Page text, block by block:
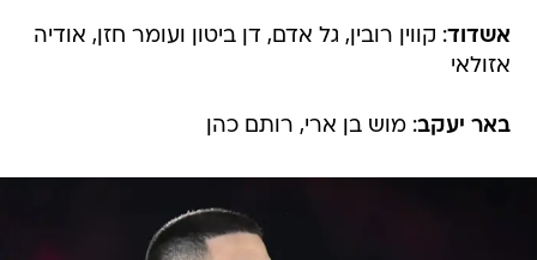
באר יעקב